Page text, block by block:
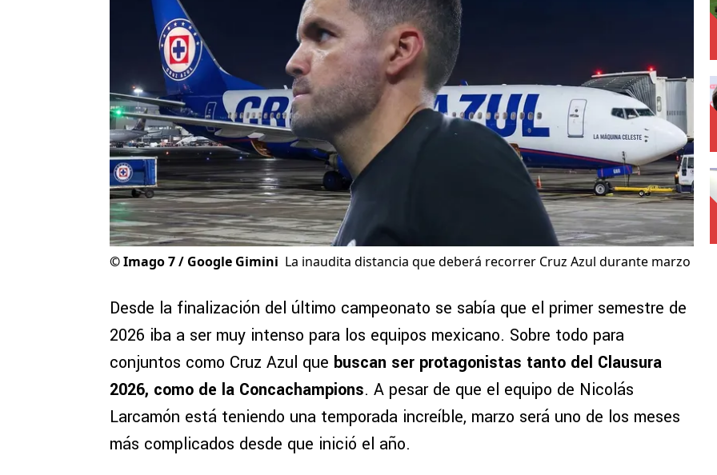
©Imago 7 / Google Gimini La inaudita distancia que deberá recorrer Cruz Azul durante marzo
Desde la finalización del último campeonato se sabía que el primer semestre de
2026 iba a ser muy intenso para los equipos mexicano. Sobre todo para
conjuntos como Cruz Azul que buscan ser protagonistas tanto del Clausura
2026, como de la Concachampions. A pesar de que el equipo de Nicolás
Larcamón está teniendo una temporada increíble, marzo será uno de los meses
más complicados desde que inició el año.